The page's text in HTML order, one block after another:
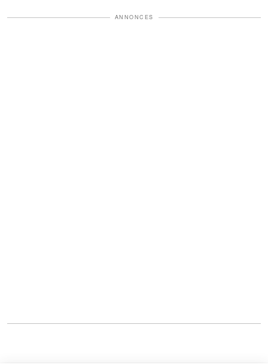
ANNONCES